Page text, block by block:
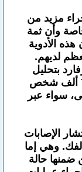
مزيد من
وأن ثمة
هذه الأدوية
لديهم.
بتحليل
الطبية حول أكثر من 700 ألف شخص
سواء عبر
الإصابات
وهي إما
حالة